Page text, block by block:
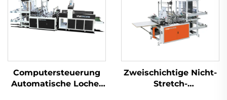
Computersteuerung
Automatische Locher
Zweischichtige Nicht-
Stretch-